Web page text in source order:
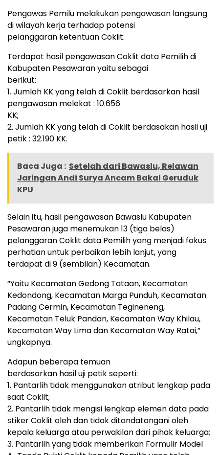
Pengawas Pemilu melakukan pengawasan langsung
di wilayah kerja terhadap potensi
pelanggaran ketentuan Coklit.
Terdapat hasil pengawasan Coklit data Pemilih di
Kabupaten Pesawaran yaitu sebagai
berikut:
1. Jumlah KK yang telah di Coklit berdasarkan hasil
pengawasan melekat : 10.656
KK;
2. Jumlah KK yang telah di Coklit berdasakan hasil uji
petik : 32.190 KK.
Baca Juga : Setelah dari Bawaslu, Relawan
Jaringan Andi Surya Ancam Bakal Geruduk
KPU
Selain itu, hasil pengawasan Bawaslu Kabupaten
Pesawaran juga menemukan 13 (tiga belas)
pelanggaran Coklit data Pemilih yang menjadi fokus
perhatian untuk perbaikan lebih lanjut, yang
terdapat di 9 (sembilan) Kecamatan.
“Yaitu Kecamatan Gedong Tataan, Kecamatan
Kedondong, Kecamatan Marga Punduh, Kecamatan
Padang Cermin, Kecamatan Tegineneng,
Kecamatan Teluk Pandan, Kecamatan Way Khilau,
Kecamatan Way Lima dan Kecamatan Way Ratai,”
ungkapnya.
Adapun beberapa temuan
berdasarkan hasil uji petik seperti:
1. Pantarlih tidak menggunakan atribut lengkap pada
saat Coklit;
2. Pantarlih tidak mengisi lengkap elemen data pada
stiker Coklit oleh dan tidak ditandatangani oleh
kepala keluarga atau perwakilan dari pihak keluarga;
3. Pantarlih yang tidak memberikan Formulir Model